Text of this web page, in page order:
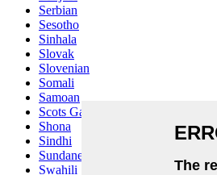
Serbian
Sesotho
Sinhala
Slovak
Slovenian
Somali
Samoan
Scots Gaelic
Shona
Sindhi
Sundanese
Swahili